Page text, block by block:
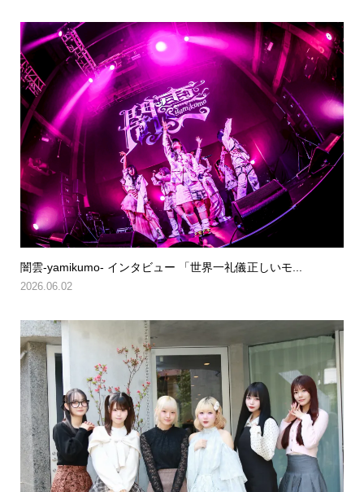
闇雲-yamikumo- インタビュー 「世界一礼儀正しいモ...
2026.06.02